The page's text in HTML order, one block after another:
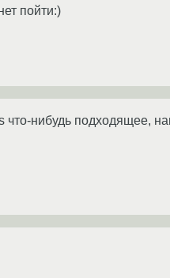
пойти:)
нибудь подходящее,